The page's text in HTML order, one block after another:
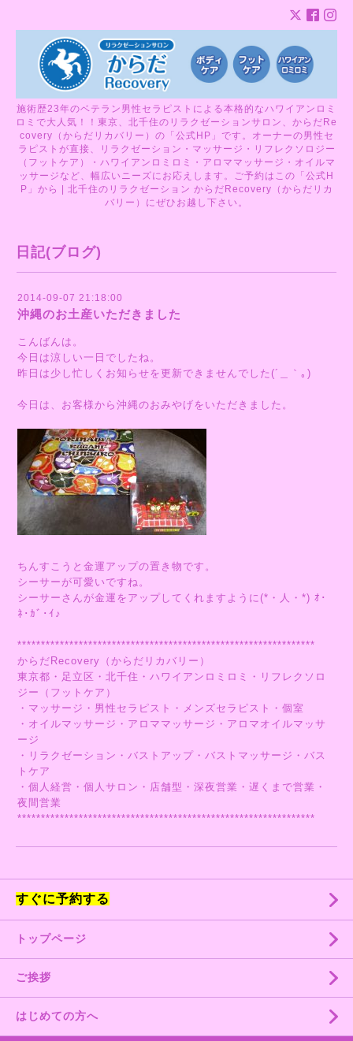
施術歴23年のベテラン男性セラピストによる本格的なハワイアンロミ
ロミで大人気！！東京、北千住のリラクゼーションサロン、からだRe
covery（からだリカバリー）の「公式HP」です。オーナーの男性セ
ラピストが直接、リラクゼーション・マッサージ・リフレクソロジー
（フットケア）・ハワイアンロミロミ・アロママッサージ・オイルマ
ッサージなど、幅広いニーズにお応えします。ご予約はこの「公式H
P」から | 北千住のリラクゼーション からだRecovery（からだリカ
バリー）にぜひお越し下さい。
日記(ブログ)
2014-09-07 21:18:00
沖縄のお土産いただきました
こんばんは。
今日は涼しい一日でしたね。
昨日は少し忙しくお知らせを更新できませんでした(´＿｀｡)
今日は、お客様から沖縄のおみやげをいただきました。
ちんすこうと金運アップの置き物です。
シーサーが可愛いですね。
シーサーさんが金運をアップしてくれますように(*・人・*) ｵ･
ﾈ･ｶﾞ･ｲ♪
***************************************************************
からだRecovery（からだリカバリー）
東京都・足立区・北千住・ハワイアンロミロミ・リフレクソロ
ジー（フットケア）
・マッサージ・男性セラピスト・メンズセラピスト・個室
・オイルマッサージ・アロママッサージ・アロマオイルマッサ
ージ
・リラクゼーション・バストアップ・バストマッサージ・バス
トケア
・個人経営・個人サロン・店舗型・深夜営業・遅くまで営業・
夜間営業
***************************************************************
すぐに予約する
トップページ
ご挨拶
はじめての方へ